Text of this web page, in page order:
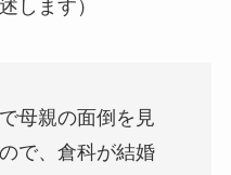
します）
母親の面倒を見
で、倉科が結婚